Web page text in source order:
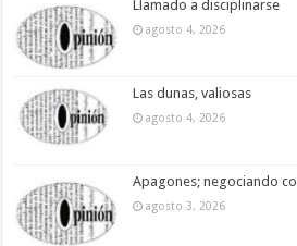
Llamado a disciplinarse
agosto 4, 2026
Las dunas, valiosas
agosto 4, 2026
Apagones; negociando
agosto 3, 2026